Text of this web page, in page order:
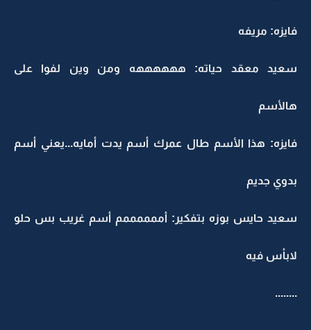
فايزه: مريفه
سعيد معقد حياته: ههههههه ومن وين لفوا على
هالأسم
فايزه: هذا الأسم طال عمرك أسم يدت أمايه...يعني أسم
بدوي جديم
سعيد حايس بوزه بتفكير: أممممممم أسم غريب بس حلو
لابأس فيه
........